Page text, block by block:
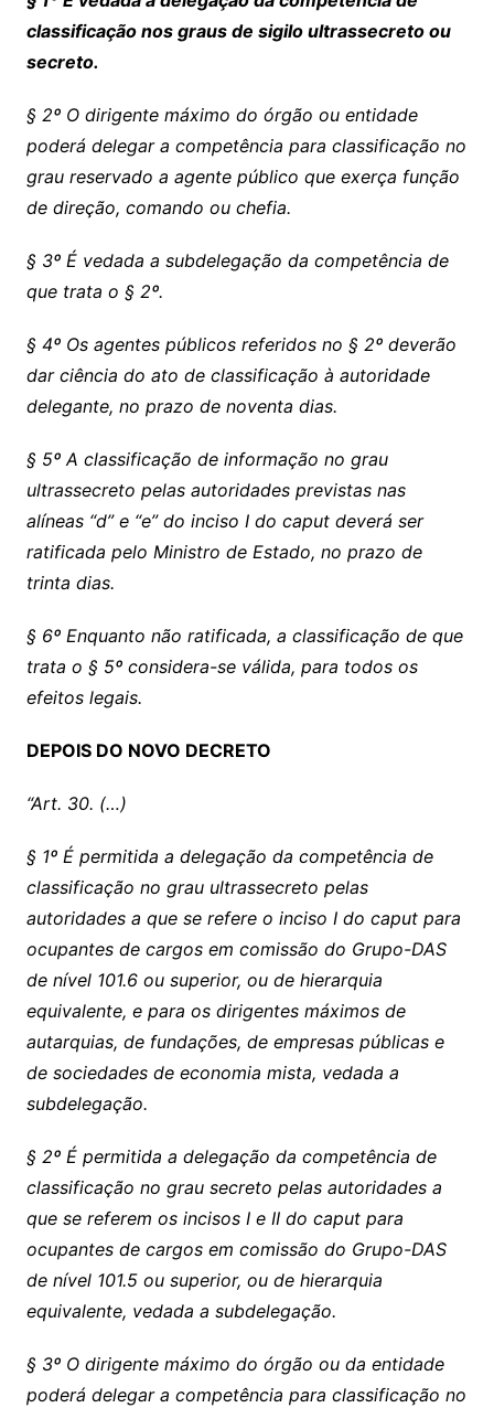
classificação nos graus de sigilo ultrassecreto ou
secreto.
§ 2º O dirigente máximo do órgão ou entidade
poderá delegar a competência para classificação no
grau reservado a agente público que exerça função
de direção, comando ou chefia.
§ 3º É vedada a subdelegação da competência de
que trata o § 2º.
§ 4º Os agentes públicos referidos no § 2º deverão
dar ciência do ato de classificação à autoridade
delegante, no prazo de noventa dias.
§ 5º A classificação de informação no grau
ultrassecreto pelas autoridades previstas nas
alíneas “d” e “e” do inciso I do caput deverá ser
ratificada pelo Ministro de Estado, no prazo de
trinta dias.
§ 6º Enquanto não ratificada, a classificação de que
trata o § 5º considera-se válida, para todos os
efeitos legais.
DEPOIS DO NOVO DECRETO
“Art. 30. (…)
§ 1º É permitida a delegação da competência de
classificação no grau ultrassecreto pelas
autoridades a que se refere o inciso I do caput para
ocupantes de cargos em comissão do Grupo-DAS
de nível 101.6 ou superior, ou de hierarquia
equivalente, e para os dirigentes máximos de
autarquias, de fundações, de empresas públicas e
de sociedades de economia mista, vedada a
subdelegação.
§ 2º É permitida a delegação da competência de
classificação no grau secreto pelas autoridades a
que se referem os incisos I e II do caput para
ocupantes de cargos em comissão do Grupo-DAS
de nível 101.5 ou superior, ou de hierarquia
equivalente, vedada a subdelegação.
§ 3º O dirigente máximo do órgão ou da entidade
poderá delegar a competência para classificação no